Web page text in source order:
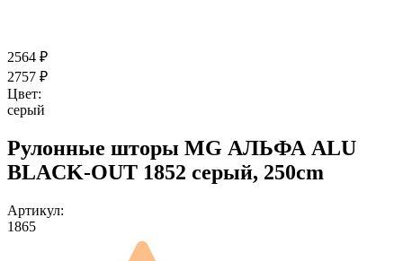
2564 ₽
2757 ₽
Цвет:
серый
Рулонные шторы MG АЛЬФА ALU
BLACK-OUT 1852 серый, 250cm
Артикул:
1865